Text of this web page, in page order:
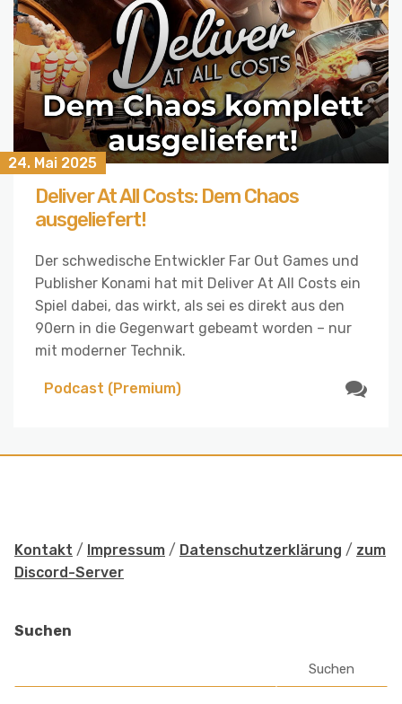
24. Mai 2025
Deliver At All Costs: Dem Chaos
ausgeliefert!
Der schwedische Entwickler Far Out Games und
Publisher Konami hat mit Deliver At All Costs ein
Spiel dabei, das wirkt, als sei es direkt aus den
90ern in die Gegenwart gebeamt worden – nur
mit moderner Technik.
Podcast (Premium)
Kontakt / Impressum / Datenschutzerklärung / zum
Discord-Server
Suchen
Suchen